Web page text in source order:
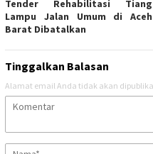
Tender Rehabilitasi Tiang
Lampu Jalan Umum di Aceh
Barat Dibatalkan
Tinggalkan Balasan
Alamat email Anda tidak akan